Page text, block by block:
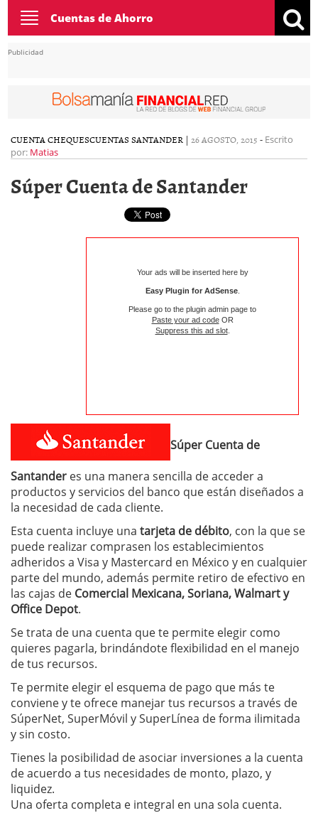
Toggle
navigation
Cuentas de Ahorro
Publicidad
CUENTA CHEQUESCUENTAS SANTANDER | 26 AGOSTO, 2015 - Escrito
por: Matias
Súper Cuenta de Santander
Your ads will be inserted here by
Easy Plugin for AdSense.
Please go to the plugin admin page to
Paste your ad codeOR
Suppress this ad slot.
Súper Cuenta de
Santander es una manera sencilla de acceder a
productos y servicios del banco que están diseñados a
la necesidad de cada cliente.
Esta cuenta incluye una tarjeta de débito, con la que se
puede realizar comprasen los establecimientos
adheridos a Visa y Mastercard en México y en cualquier
parte del mundo, además permite retiro de efectivo en
las cajas de Comercial Mexicana, Soriana, Walmart y
Office Depot.
Se trata de una cuenta que te permite elegir como
quieres pagarla, brindándote flexibilidad en el manejo
de tus recursos.
Te permite elegir el esquema de pago que más te
conviene y te ofrece manejar tus recursos a través de
SúperNet, SuperMóvil y SuperLínea de forma ilimitada
y sin costo.
Tienes la posibilidad de asociar inversiones a la cuenta
de acuerdo a tus necesidades de monto, plazo, y
liquidez.
Una oferta completa e integral en una sola cuenta.